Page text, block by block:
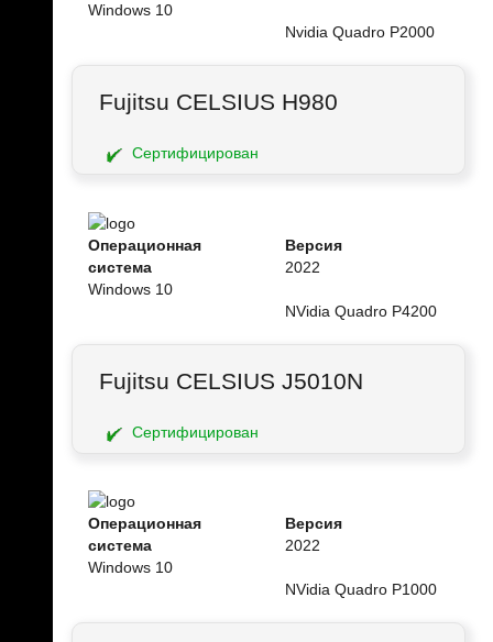
Windows 10
Nvidia Quadro P2000
Fujitsu CELSIUS H980
Сертифицирован
Операционная
система
Windows 10
Версия
2022
NVidia Quadro P4200
Fujitsu CELSIUS J5010N
Сертифицирован
Операционная
система
Windows 10
Версия
2022
NVidia Quadro P1000